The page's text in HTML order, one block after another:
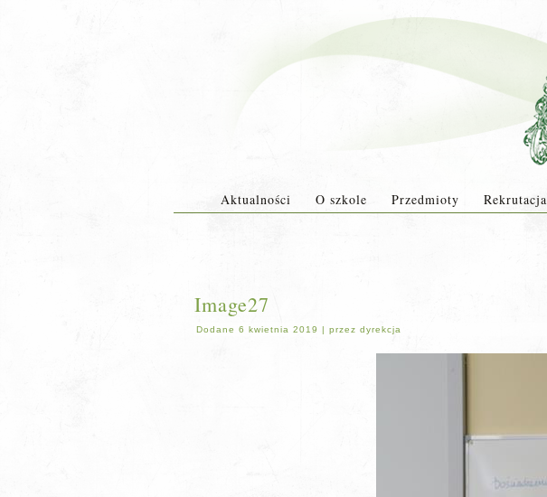
Aktualności O szkole Przedmioty Rekrutacja
Image27
Dodane 6 kwietnia 2019 | przez dyrekcja